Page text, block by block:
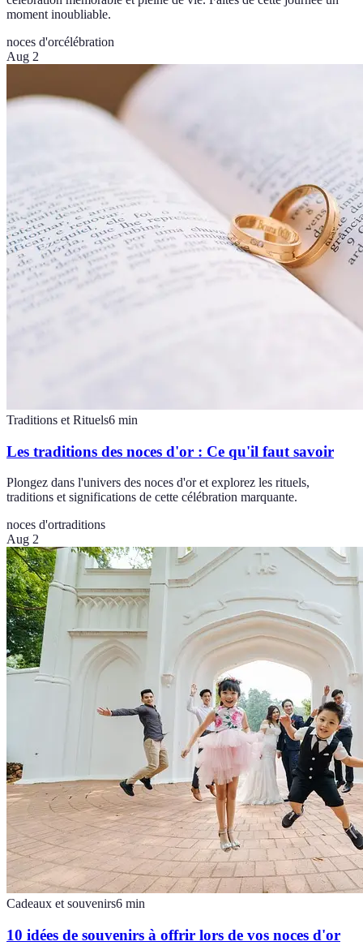
moment inoubliable.
noces d'orcélébration
Aug 2
Traditions et Rituels6 min
Les traditions des noces d'or : Ce qu'il faut savoir
Plongez dans l'univers des noces d'or et explorez les rituels,
traditions et significations de cette célébration marquante.
noces d'ortraditions
Aug 2
Cadeaux et souvenirs6 min
10 idées de souvenirs à offrir lors de vos noces d'or